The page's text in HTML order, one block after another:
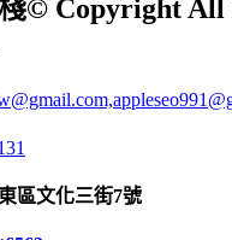
© Copyright All
區文化三街7號